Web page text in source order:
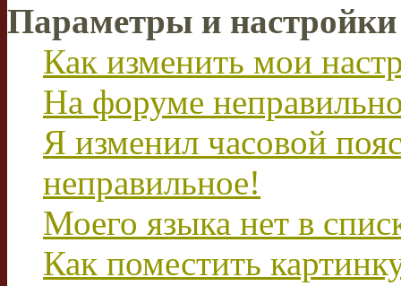
Параметры и настройки
Как изменить мои
На форуме
Я изменил часовой
неправильное!
Моего языка нет в
Как поместить